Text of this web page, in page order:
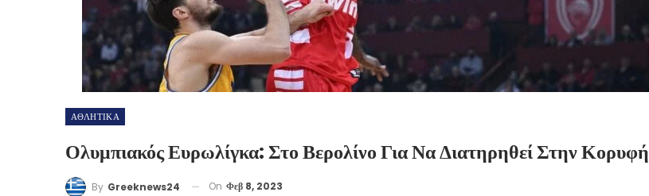
ΑΘΛΗΤΙΚΑ
Ολυμπιακός Ευρωλίγκα: Στο Βερολίνο Για Να Διατηρηθεί Στην Κορυφή
By Greeknews24 On Φεβ 8, 2023